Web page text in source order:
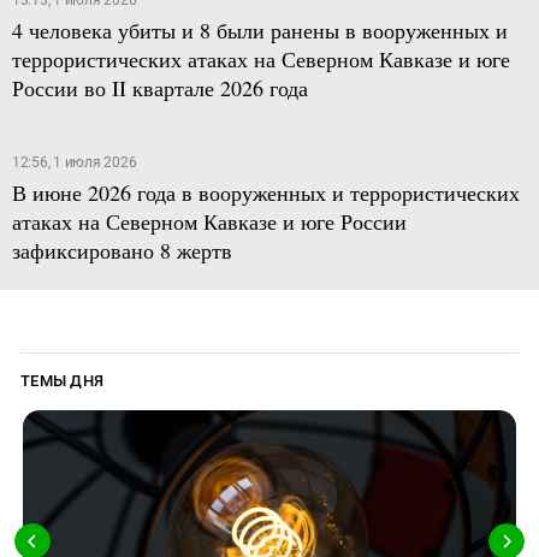
4 человека убиты и 8 были ранены в вооруженных и
террористических атаках на Северном Кавказе и юге
России во II квартале 2026 года
12:56, 1 июля 2026
В июне 2026 года в вооруженных и террористических
атаках на Северном Кавказе и юге России
зафиксировано 8 жертв
ТЕМЫ ДНЯ